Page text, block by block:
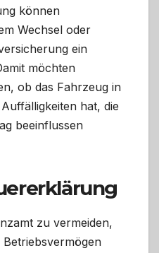
können
Wechsel oder
ein
möchten
ob das Fahrzeug in
hat, die
beeinflussen
zu vermeiden,